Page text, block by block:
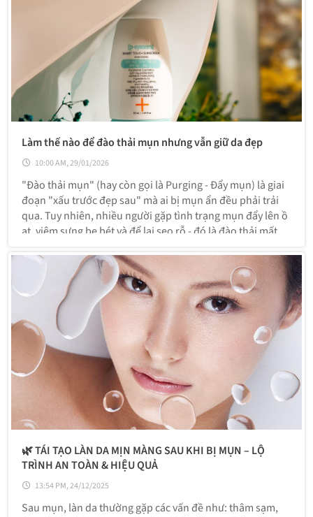
Làm thế nào để đào thải mụn nhưng vẫn giữ da đẹp
10:00 AM, 29/01/2026
"Đào thải mụn" (hay còn gọi là Purging - Đẩy mụn) là giai
đoạn "xấu trước đẹp sau" mà ai bị mụn ẩn đều phải trải
qua. Tuy nhiên, nhiều người gặp tình trạng mụn đẩy lên ồ
ạt, viêm sưng be bét và để lại sẹo rỗ - đó là đào thải mất
🌿 TÁI TẠO LÀN DA MỊN MÀNG SAU KHI BỊ MỤN – LỘ
TRÌNH AN TOÀN & HIỆU QUẢ
13:54 PM, 24/12/2025
Sau mụn, làn da thường gặp các vấn đề như: thâm sạm,